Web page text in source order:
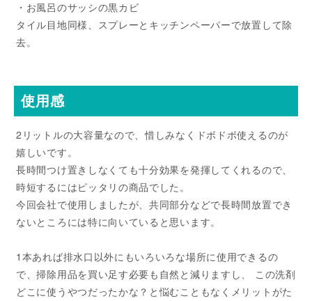
・お風呂のサッシの黒カビ
タイル目地同様、スプレーとキッチンペーパーで放置して除
去。
使用感
2リットルの大容量なので、惜しみなくドボドボ使えるのが
嬉しいです。
長時間つけ置きしなくても十分効果を発揮してくれるので、
時短するにはピッタリの商品でした。
今回会社で使用しましたが、共同部分などで長時間放置でき
ないところには特に向いていると思います。
1本あれば排水口以外にもいろいろな場所に使用できるの
で、掃除用品を買い足す必要も自然と減りますし、 この洗剤
どこに使うやつだったかな？と悩むこともなくメリットがた